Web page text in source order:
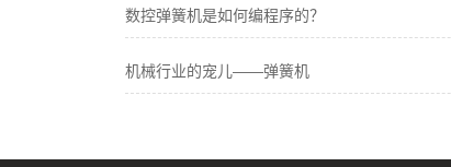
数控弹簧机是如何编程序的？
机械行业的宠儿——弹簧机